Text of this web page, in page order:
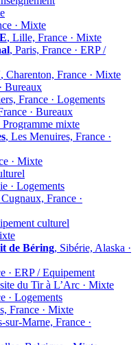
· Mixte
, Lille, France · Mixte
, Paris, France · ERP /
, Charenton, France · Mixte
Bureaux
France · Logements
· Bureaux
Programme mixte
, Les Menuires, France ·
· Mixte
· Logements
Cugnaux, France ·
culturel
de Béring, Sibérie, Alaska ·
· ERP / Equipement
du Tir à L’Arc · Mixte
· Logements
France · Mixte
sur-Marne, France ·